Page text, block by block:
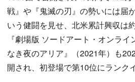
戦』や『鬼滅の刃』の勢いには届
いう健闘を見せ、北米累計興収は
『劇場版 ソードアート・オンラ
なき夜のアリア』（2021年）も
開され、初登場で第10位にランク